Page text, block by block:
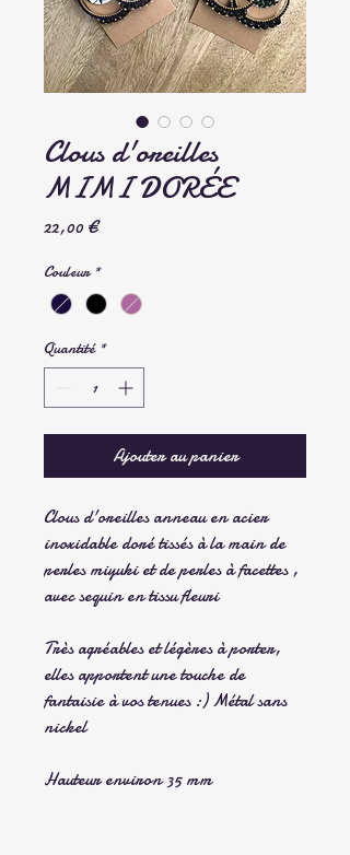
Clous d'oreilles
MIMI DORÉE
22,00 €Prix
Couleur *
Quantité *
Ajouter au panier
Clous d'oreilles anneau en acier
inoxidable doré tissés à la main de
perles miyuki et de perles à facettes ,
avec sequin en tissu fleuri
Très agréables et légères à porter,
elles apportent une touche de
fantaisie à vos tenues :) Métal sans
nickel
Hauteur environ 35 mm